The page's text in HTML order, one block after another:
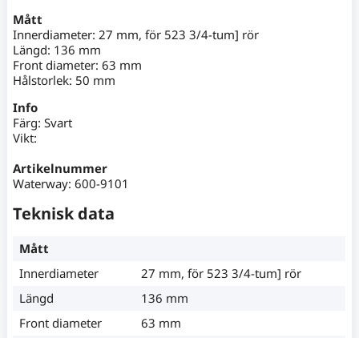
Mått
Innerdiameter: 27 mm, för 523 3/4-tum] rör
Längd: 136 mm
Front diameter: 63 mm
Hålstorlek: 50 mm
Info
Färg: Svart
Vikt:
Artikelnummer
Waterway: 600-9101
Teknisk data
Mått
Innerdiameter
27 mm, för 523 3/4-tum] rör
Längd
136 mm
Front diameter
63 mm